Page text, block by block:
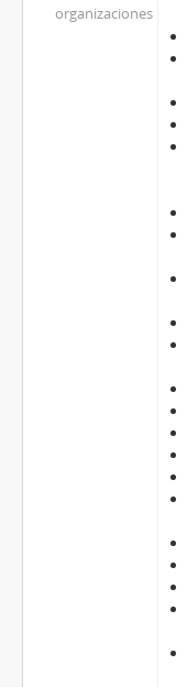
organizaciones